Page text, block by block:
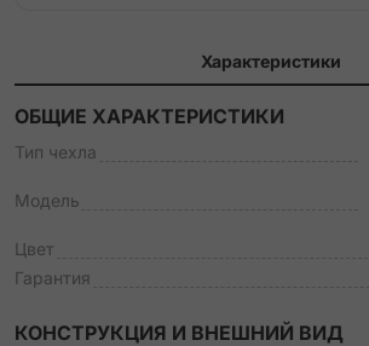
Характеристики
ОБЩИЕ ХАРАКТЕРИСТИКИ
Тип чехла
Модель
Цвет
Гарантия
КОНСТРУКЦИЯ И ВНЕШНИЙ ВИД